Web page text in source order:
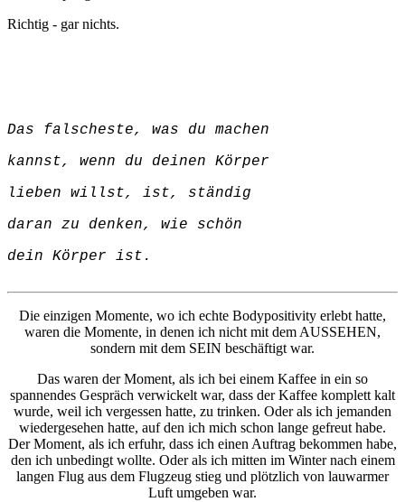
Richtig - gar nichts.
Das falscheste, was du machen
kannst, wenn du deinen Körper
lieben willst, ist, ständig
daran zu denken, wie schön
dein Körper ist.
Die einzigen Momente, wo ich echte Bodypositivity erlebt hatte,
waren die Momente, in denen ich nicht mit dem AUSSEHEN,
sondern mit dem SEIN beschäftigt war.
Das waren der Moment, als ich bei einem Kaffee in ein so
spannendes Gespräch verwickelt war, dass der Kaffee komplett kalt
wurde, weil ich vergessen hatte, zu trinken. Oder als ich jemanden
wiedergesehen hatte, auf den ich mich schon lange gefreut habe.
Der Moment, als ich erfuhr, dass ich einen Auftrag bekommen habe,
den ich unbedingt wollte. Oder als ich mitten im Winter nach einem
langen Flug aus dem Flugzeug stieg und plötzlich von lauwarmer
Luft umgeben war.